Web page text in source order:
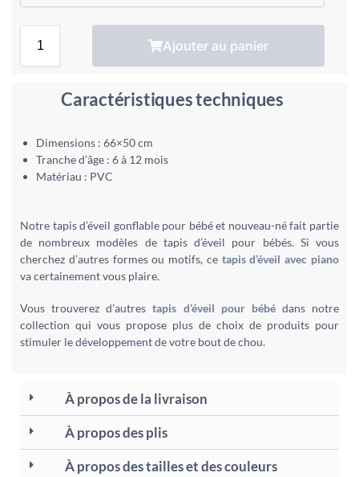
Ajouter au panier
Caractéristiques techniques
Dimensions : 66×50 cm
Tranche d’âge : 6 à 12 mois
Matériau : PVC
Notre tapis d’éveil gonflable pour bébé et nouveau-né fait partie
de nombreux modèles de tapis d’éveil pour bébés. Si vous
cherchez d’autres formes ou motifs, ce tapis d’éveil avec piano
va certainement vous plaire.
Vous trouverez d’autrestapis d’éveil pour bébédans notre
collection qui vous propose plus de choix de produits pour
stimuler le développement de votre bout de chou.
À propos de la livraison
À propos des plis
À propos des tailles et des couleurs